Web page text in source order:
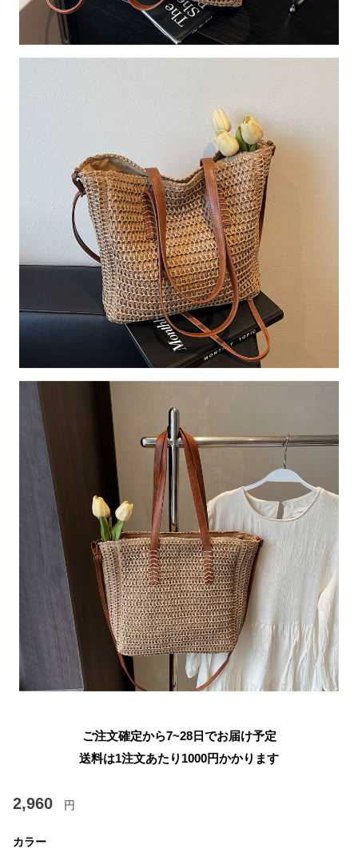
ご注文確定から7~28日でお届け予定
送料は1注文あたり 1000円かかります
2,960 円
カラー